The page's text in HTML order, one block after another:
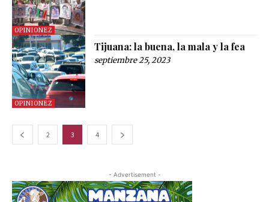
OPINIONEZ
OPINIONEZ
Tijuana: la buena, la mala y la fea
septiembre 25, 2023
2 3 4
- Advertisement -